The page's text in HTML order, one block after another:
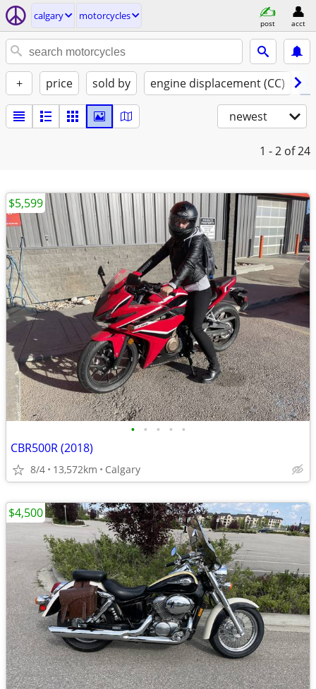
calgary motorcycles
post acct
+ price sold by engine displacement (CC)
newest
1 - 2 of 24
• • • • •
CBR500R (2018)
8/4 13,572km Calgary
$5,599
$4,500